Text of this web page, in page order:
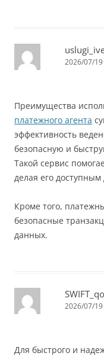
2026/07/
Преимущества
платежного агента
эффективность
безопасную и
Такой сервис
делая его доступным
Кроме того,
безопасные
данных.
2026/07/
Для быстрого и